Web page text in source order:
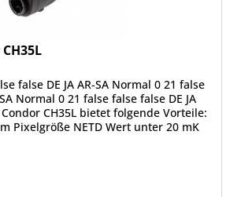
false DE JA AR-SA Normal 0 21 false
Normal 0 21 false false false DE JA
CH35L bietet folgende Vorteile:
Pixelgröße NETD Wert unter 20 mK